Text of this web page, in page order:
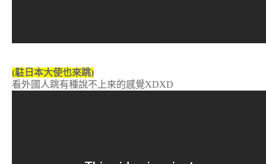
(駐日本大使也來跳)
看外國人跳有種說不上來的感覺XDXD